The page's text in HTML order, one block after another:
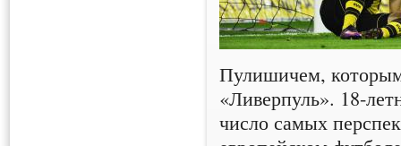
Пулишичем,
«Ливерпуль». 18-
число самых